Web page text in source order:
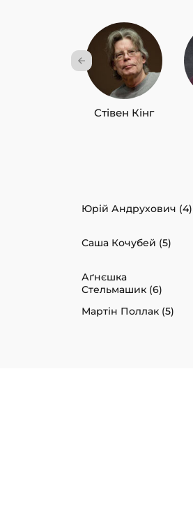
Стівен Кінг
Юрій Андрухович (4)
Саша Кочубей (5)
Аґнєшка
Стельмашик (6)
Мартін Поллак (5)